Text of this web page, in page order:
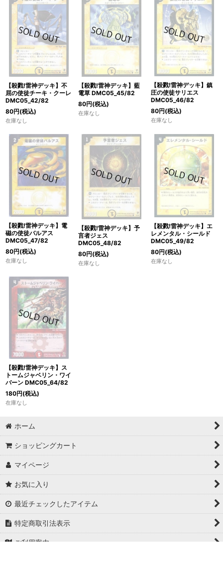
【殺戮!雷神デッキ】不
屈の使徒チーキ・クーレ
DMC05_42/82
80円(税込)
在庫なし
【殺戮!雷神デッキ】藍
電草 DMC05_45/82
80円(税込)
在庫なし
【殺戮!雷神デッキ】鎮
圧の使徒サリエス
DMC05_46/82
80円(税込)
在庫なし
【殺戮!雷神デッキ】電
磁の使徒バルアス
DMC05_47/82
80円(税込)
在庫なし
【殺戮!雷神デッキ】予
言者ジェス
DMC05_48/82
80円(税込)
在庫なし
【殺戮!雷神デッキ】エ
レメンタル・シールド
DMC05_49/82
80円(税込)
在庫なし
【殺戮!雷神デッキ】ス
トームジャベリン・ワイ
バーン DMC05_64/82
180円(税込)
在庫なし
ホーム
ショッピングカート
マイページ
お気に入り
最近チェックしたアイテム
特定商取引法表示
ご利用案内